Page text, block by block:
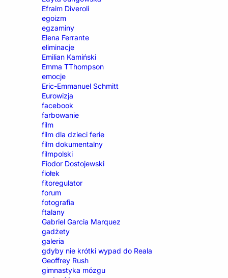
Efraim Diveroli
egoizm
egzaminy
Elena Ferrante
eliminacje
Emilian Kamiński
Emma TThompson
emocje
Eric-Emmanuel Schmitt
Eurowizja
facebook
farbowanie
film
film dla dzieci ferie
film dokumentalny
filmpolski
Fiodor Dostojewski
fiołek
fitoregulator
forum
fotografia
ftalany
Gabriel Garcia Marquez
gadżety
galeria
gdyby nie krótki wypad do Reala
Geoffrey Rush
gimnastyka mózgu